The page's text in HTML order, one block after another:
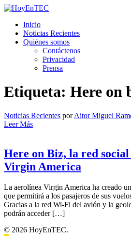
Saltar
contenido.
Inicio
Noticias Recientes
Quiénes somos
Contáctenos
Privacidad
Prensa
Etiqueta: Here on
Noticias Recientes porAitor Miguel
Leer Más
Here on Biz, la red social
Virgin America
La aerolínea Virgin America ha creado
que permitirá a los pasajeros de sus
Gracias a la red Wi-Fi del avión y la
podrán acceder […]
© 2026 HoyEnTEC.